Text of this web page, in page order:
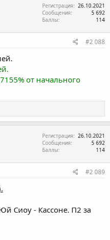
Регистрация
26.10.2021
Сообщения
5 692
Баллы
114
#2 088
от начального
Регистрация
26.10.2021
Сообщения
5 692
Баллы
114
#2 089
Сиоу - Кассоне. П2 за